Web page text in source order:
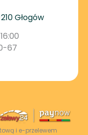
Głogów
67
i e-przelewem